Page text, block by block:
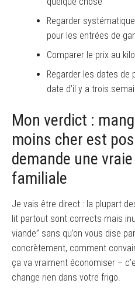
Regarder
pour les entrées de
Comparer le prix au
Regarder les dates de
date d’il y a trois
Mon verdict :
moins cher est
demande une
familiale
Je vais être direct : la plupart
lit partout sont corrects mais
viande” sans qu’on vous dise
concrètement, comment
ça va vraiment économiser –
change rien dans votre frigo.